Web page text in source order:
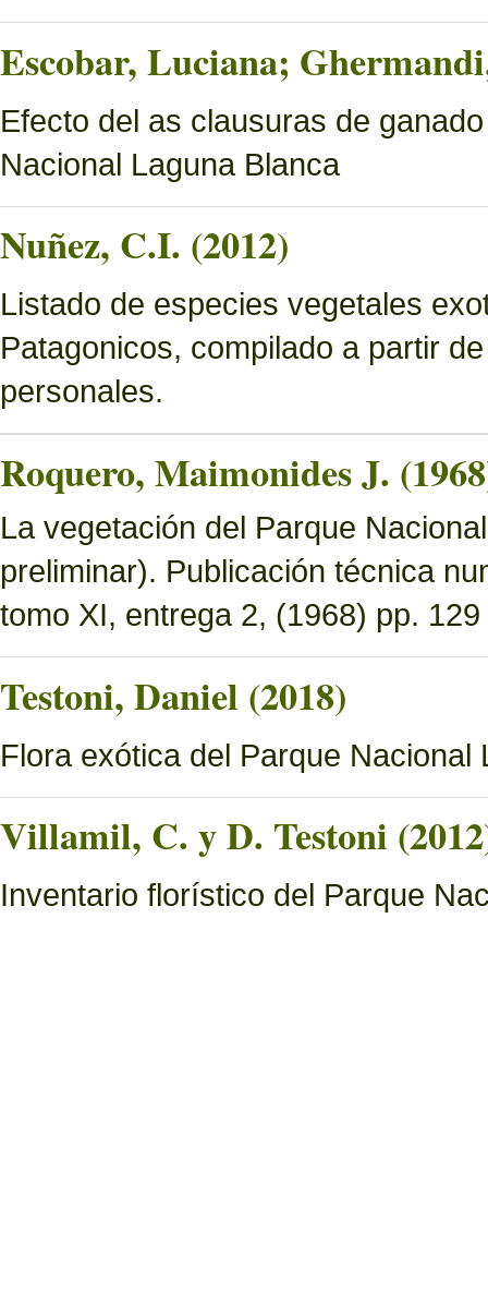
Escobar, Luciana;
Efecto del as clausuras de
Nacional Laguna Blanca
Nuñez, C.I. (2012)
Listado de especies vegetales
Patagonicos, compilado a partir
personales.
Roquero, Maimonides J.
La vegetación del Parque
preliminar). Publicación técnica
tomo XI, entrega 2, (1968) pp.
Testoni, Daniel (2018)
Flora exótica del Parque Nacional
Villamil, C. y D. Testoni
Inventario florístico del Parque